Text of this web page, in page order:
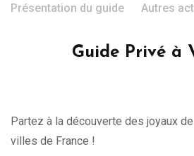
Présentation du guide Autres
Guide Privé à
Partez à la découverte des joyaux
villes de France !